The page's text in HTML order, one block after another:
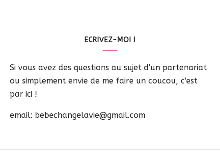
ECRIVEZ-MOI !
Si vous avez des questions au sujet d'un partenariat
ou simplement envie de me faire un coucou, c'est
par ici !
email: bebechangelavie@gmail.com